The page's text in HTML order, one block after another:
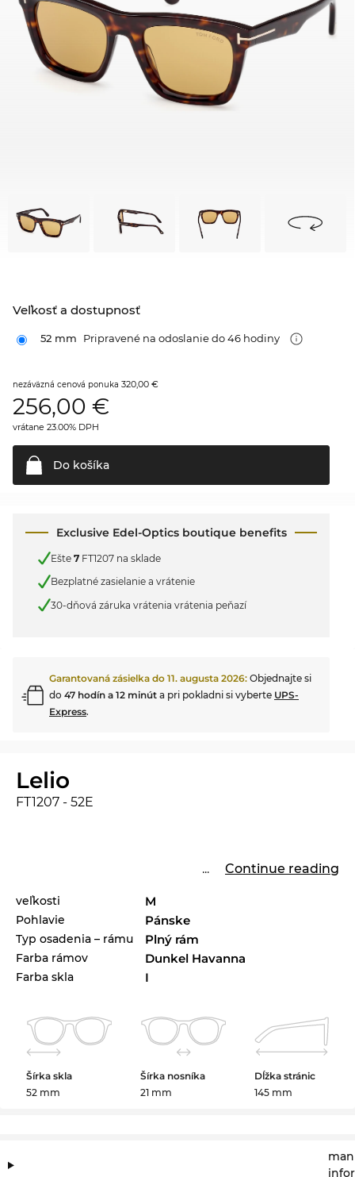
Veľkosť a dostupnosť
52 mm Pripravené na odoslanie do 46 hodiny
nezáväzná cenová ponuka 320,00 €
256,00 €
vrátane 23.00% DPH
Do košíka
Exclusive Edel-Optics boutique benefits
Ešte 7 FT1207 na sklade
Bezplatné zasielanie a vrátenie
30-dňová záruka vrátenia vrátenia peňazí
Garantovaná zásielka do 11. augusta 2026: Objednajte si
do 47 hodín a 12 minút a pri pokladni si vyberte UPS-
Express.
Lelio
FT1207 - 52E
... Continue reading
veľkosti M
Pohlavie Pánske
Typ osadenia – rámu Plný rám
Farba rámov Dunkel Havanna
Farba skla I
Šírka skla
52 mm
Šírka nosníka
21 mm
Dĺžka stránic
145 mm